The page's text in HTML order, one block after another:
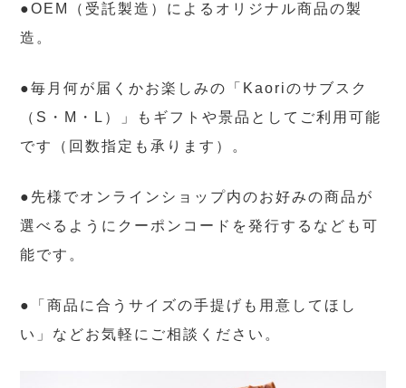
●OEM（受託製造）によるオリジナル商品の製
造。
●毎月何が届くかお楽しみの「Kaoriのサブスク
（S・M・L）」もギフトや景品としてご利用可能
です（回数指定も承ります）。
●先様でオンラインショップ内のお好みの商品が
選べるようにクーポンコードを発行するなども可
能です。
●「商品に合うサイズの手提げも用意してほし
い」などお気軽にご相談ください。